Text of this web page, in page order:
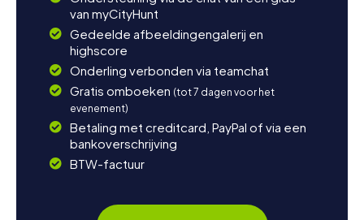
van myCityHunt
Gedeelde afbeeldingengalerij en
highscore
Onderling verbonden via teamchat
Gratis omboeken (tot 7 dagen voor het
evenement)
Betaling met creditcard, PayPal of via een
bankoverschrijving
BTW-factuur